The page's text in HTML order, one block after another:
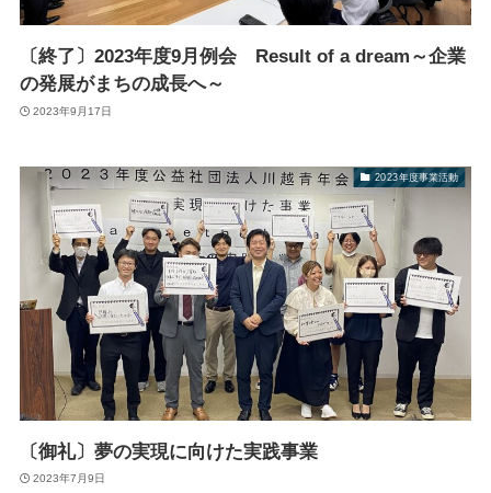
〔終了〕2023年度9月例会 Result of a dream～企業
の発展がまちの成長へ～
2023年9月17日
2023年度事業活動
〔御礼〕夢の実現に向けた実践事業
2023年7月9日